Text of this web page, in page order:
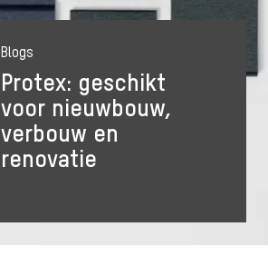
Blogs
Protex: geschikt
voor nieuwbouw,
verbouw en
renovatie